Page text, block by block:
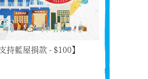
支持藍屋捐款 - $100】